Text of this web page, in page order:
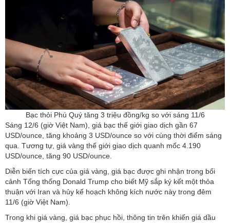
Bạc thỏi Phú Quý tăng 3 triệu đồng/kg so với sáng 11/6
Sáng 12/6 (giờ Việt Nam), giá bạc thế giới giao dịch gần 67
USD/ounce, tăng khoảng 3 USD/ounce so với cùng thời điểm sáng
qua. Tương tự, giá vàng thế giới giao dịch quanh mốc 4.190
USD/ounce, tăng 90 USD/ounce.
Diễn biến tích cực của giá vàng, giá bạc được ghi nhận trong bối
cảnh Tổng thống Donald Trump cho biết Mỹ sắp ký kết một thỏa
thuận với Iran và hủy kế hoạch không kích nước này trong đêm
11/6 (giờ Việt Nam).
Trong khi giá vàng, giá bạc phục hồi, thông tin trên khiến giá dầu